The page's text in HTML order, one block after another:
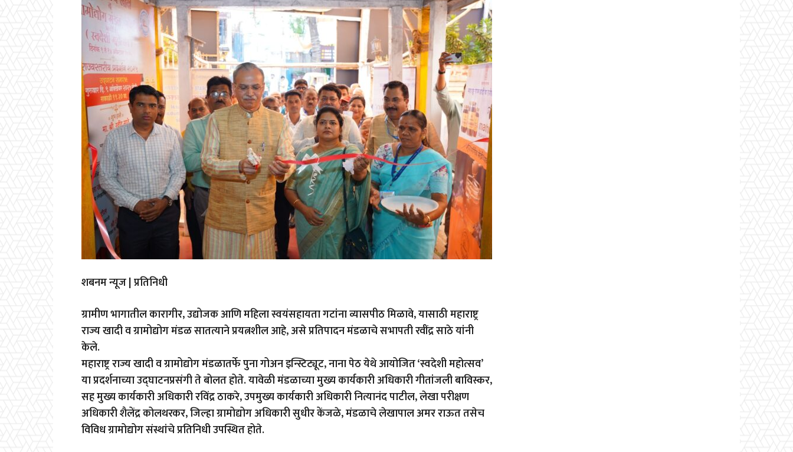
शबनम न्यूज | प्रतिनिधी
ग्रामीण भागातील कारागीर, उद्योजक आणि महिला स्वयंसहायता गटांना व्यासपीठ मिळावे, यासाठी महाराष्ट्र
राज्य खादी व ग्रामोद्योग मंडळ सातत्याने प्रयत्नशील आहे, असे प्रतिपादन मंडळाचे सभापती रवींद्र साठे यांनी
केले.
महाराष्ट्र राज्य खादी व ग्रामोद्योग मंडळातर्फे पुना गोअन इन्स्टिट्यूट, नाना पेठ येथे आयोजित ‘स्वदेशी महोत्सव’
या प्रदर्शनाच्या उद्घाटनप्रसंगी ते बोलत होते. यावेळी मंडळाच्या मुख्य कार्यकारी अधिकारी गीतांजली बाविस्कर,
सह मुख्य कार्यकारी अधिकारी रविंद्र ठाकरे, उपमुख्य कार्यकारी अधिकारी नित्यानंद पाटील, लेखा परीक्षण
अधिकारी शैलेंद्र कोलथरकर, जिल्हा ग्रामोद्योग अधिकारी सुधीर केंजळे, मंडळाचे लेखापाल अमर राऊत तसेच
विविध ग्रामोद्योग संस्थांचे प्रतिनिधी उपस्थित होते.